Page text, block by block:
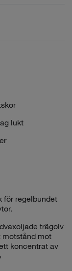
lukt
för regelbundet
trägolv
motstånd mot
koncentrat av